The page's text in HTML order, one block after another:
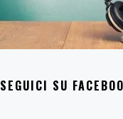
SEGUICI SU